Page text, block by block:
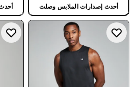
أحدث إصدارات الملابس وصلت